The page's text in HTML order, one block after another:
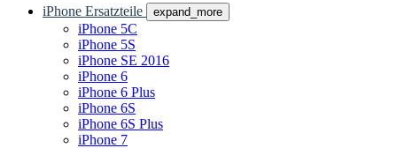
iPhone Ersatzteile expand_more
iPhone 5C
iPhone 5S
iPhone SE 2016
iPhone 6
iPhone 6 Plus
iPhone 6S
iPhone 6S Plus
iPhone 7